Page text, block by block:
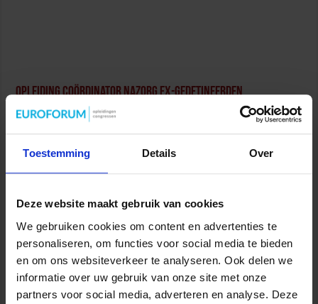
Toestemming Details Over
Deze website maakt gebruik van cookies
We gebruiken cookies om content en advertenties te
personaliseren, om functies voor social media te bieden
en om ons websiteverkeer te analyseren. Ook delen we
informatie over uw gebruik van onze site met onze
partners voor social media, adverteren en analyse. Deze
Opleiding Coördinator nazorg ex-gedetineerden
Veiligheid
Opleiding Personen met onbegrepen gedrag
Veiligheid